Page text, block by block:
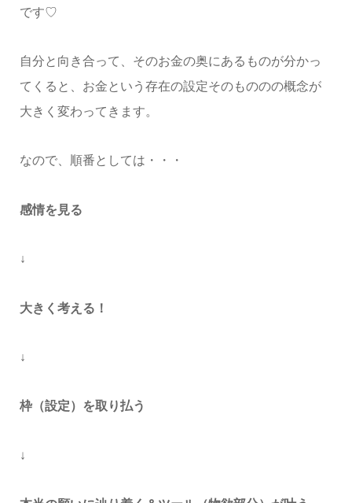
です♡
自分と向き合って、そのお金の奥にあるものが分かっ
てくると、お金という存在の設定そのもののの概念が
大きく変わってきます。
なので、順番としては・・・
感情を見る
↓
大きく考える！
↓
枠（設定）を取り払う
↓